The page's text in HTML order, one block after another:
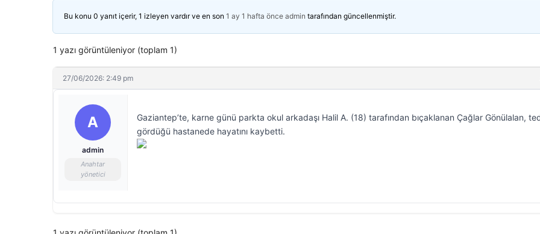
Bu konu 0 yanıt içerir, 1 izleyen vardır ve en son 1 ay 1 hafta önce admin tarafından güncellenmiştir.
1 yazı görüntüleniyor (toplam 1)
27/06/2026: 2:49 pm
A
admin
Anahtar
yönetici
Gaziantep’te, karne günü parkta okul arkadaşı Halil A. (18) tarafından bıçaklanan Çağlar Gönülalan,
gördüğü hastanede hayatını kaybetti.